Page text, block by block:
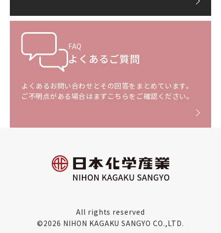
FAQ
よくあるご質問
よくあるお問い合わせとその回答をまとめています。
ご不明点がある場合はまずこちらをご確認ください。
All rights reserved
©2026 NIHON KAGAKU SANGYO CO.,LTD.